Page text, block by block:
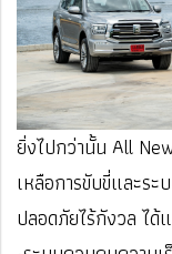
ยิ่งไปกว่านั้น All
เหลือการขับขี่และร
ปลอดภัยไร้กังวล ได้